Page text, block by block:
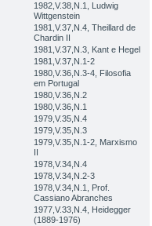
1982,V.38,N.1, Ludwig
Wittgenstein
1981,V.37,N.4, Theillard de
Chardin II
1981,V.37,N.3, Kant e Hegel
1981,V.37,N.1-2
1980,V.36,N.3-4, Filosofia
em Portugal
1980,V.36,N.2
1980,V.36,N.1
1979,V.35,N.4
1979,V.35,N.3
1979,V.35,N.1-2, Marxismo
II
1978,V.34,N.4
1978,V.34,N.2-3
1978,V.34,N.1, Prof.
Cassiano Abranches
1977,V.33,N.4, Heidegger
(1889-1976)